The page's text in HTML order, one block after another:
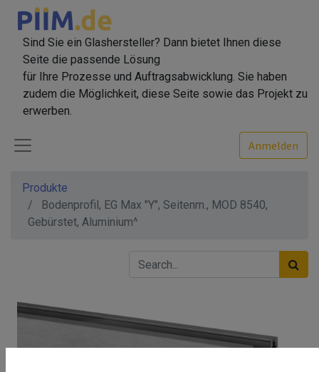
Sind Sie ein Glashersteller? Dann bietet Ihnen diese
Seite die passende Lösung
für Ihre Prozesse und Auftragsabwicklung. Sie haben
zudem die Möglichkeit, diese Seite sowie das Projekt zu
erwerben.
Anmelden
Produkte
Bodenprofil, EG Max "Y", Seitenm., MOD 8540,
Gebürstet, Aluminium^